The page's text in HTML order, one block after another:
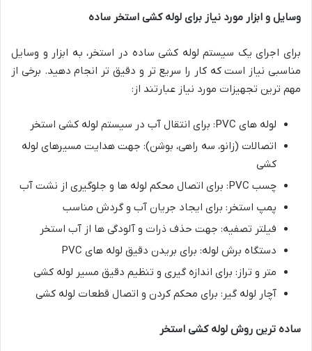
وسایل و ابزار مورد نیاز برای لوله کشی استخر ساده
برای اجرای یک سیستم لوله کشی ساده در استخر، به ابزار و وسایل
مناسبی نیاز است که کار را سریع تر و دقیق تر انجام دهید. برخی از
مهم ترین تجهیزات مورد نیاز عبارتند از:
لوله های PVC:
برای انتقال آب در سیستم لوله کشی استخر
اتصالات (زانو، سه راهی، بوشن): جهت هدایت مسیرهای لوله
کشی
چسب PVC: برای اتصال محکم لوله ها و جلوگیری از نشت آب
پمپ استخر: برای ایجاد جریان آب و گردش مناسب
فیلتر تصفیه: جهت حذف ذرات و آلودگی ها از آب استخر
دستگاه برش لوله: برای بریدن دقیق لوله های PVC
متر و تراز: برای اندازه گیری و تنظیم دقیق مسیر لوله کشی
آچار لوله گیر: برای محکم کردن و اتصال قطعات لوله کشی
ساده ترین روش لوله کشی استخر